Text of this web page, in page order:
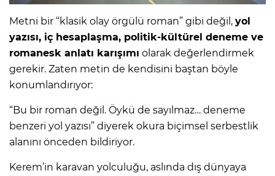
Metni bir “klasik olay örgülü roman” gibi değil, yol
yazısı, iç hesaplaşma, politik-kültürel deneme ve
romanesk anlatı karışımı olarak değerlendirmek
gerekir. Zaten metin de kendisini baştan böyle
konumlandırıyor:
“Bu bir roman değil. Öykü de sayılmaz… deneme
benzeri yol yazısı” diyerek okura biçimsel serbestlik
alanını önceden bildiriyor.
Kerem’in karavan yolculuğu, aslında dış dünyaya